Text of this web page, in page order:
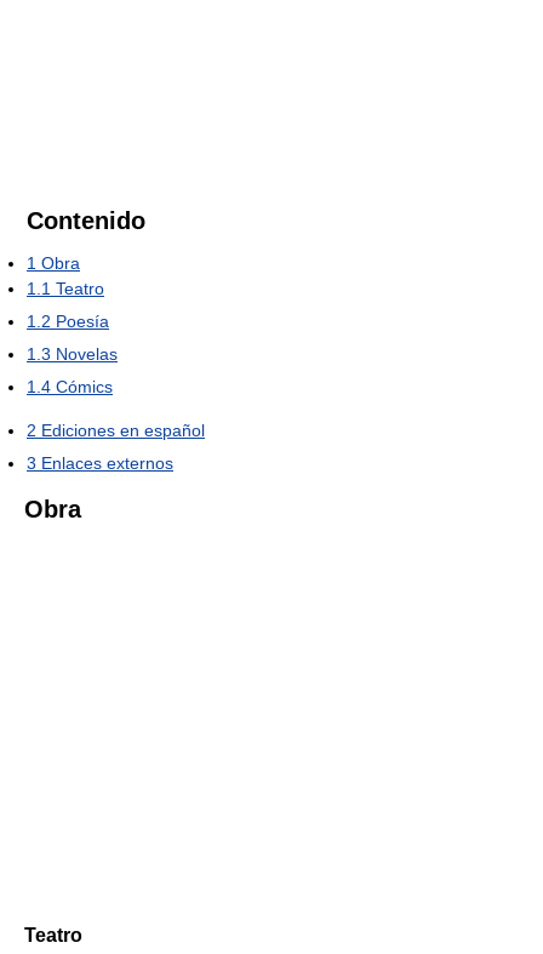
Contenido
1 Obra
1.1 Teatro
1.2 Poesía
1.3 Novelas
1.4 Cómics
2 Ediciones en español
3 Enlaces externos
Obra
Teatro